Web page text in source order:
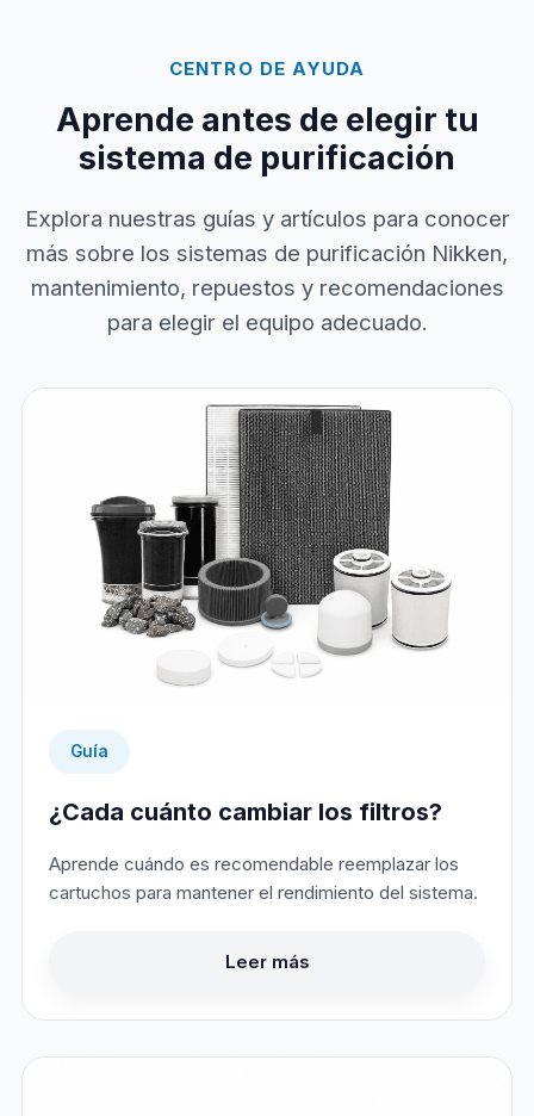
CENTRO DE AYUDA
Aprende antes de elegir tu
sistema de purificación
Explora nuestras guías y artículos para conocer
más sobre los sistemas de purificación Nikken,
mantenimiento, repuestos y recomendaciones
para elegir el equipo adecuado.
Guía
¿Cada cuánto cambiar los filtros?
Aprende cuándo es recomendable reemplazar los
cartuchos para mantener el rendimiento del sistema.
Leer más